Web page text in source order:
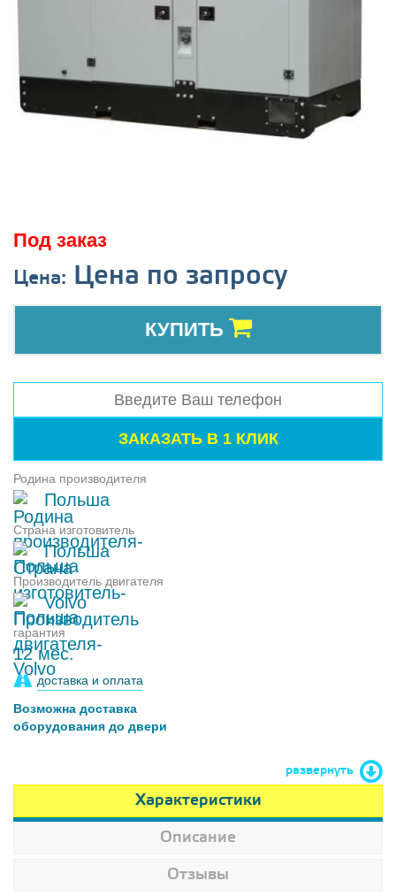
Под заказ
Цена: Цена по запросу
КУПИТЬ
Родина производителя
Польша
Страна изготовитель
Польша
Производитель двигателя
Volvo
гарантия
12 мес.
доставка и оплата
Возможна доставка
оборудования до двери
развернуть
Характеристики
Описание
Отзывы